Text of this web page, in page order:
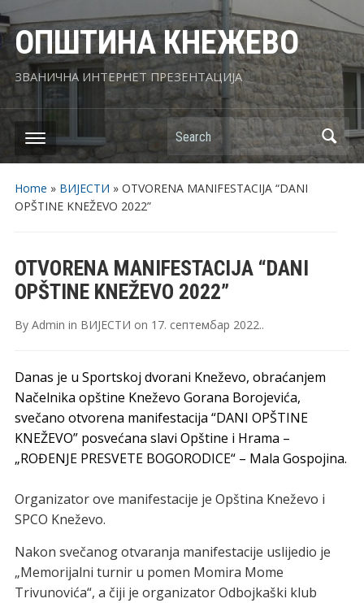
ОПШТИНА КНЕЖЕВО
ЗВАНИЧНА ИНТЕРНЕТ ПРЕЗЕНТАЦИЈА
Search
Home » ВИЈЕСТИ » OTVORENA MANIFESTACIJA “DANI
OPŠTINE KNEŽEVO 2022”
OTVORENA MANIFESTACIJA “DANI
OPŠTINE KNEŽEVO 2022”
By Admin in ВИЈЕСТИ on 17. септембар 2022..
Danas je u Sportskoj dvorani Kneževo, obraćanjem
Načelnika opštine Kneževo Gorana Borojevića,
svečano otvorena manifestacija “DANI OPŠTINE
KNEŽEVO” posvećana slavi Opštine i Hrama –
„ROĐENJE PRESVETE BOGORODICE“ – Mala Gospojina.
Organizator ove manifestacije je Opština Kneževo i
SPCO Kneževo.
Nakon svečanog otvaranja manifestacije uslijedio je
„Memorijalni turnir u pomen Momira Mome
Trivunovića“, a čiji je organizator Odbojkaški klub